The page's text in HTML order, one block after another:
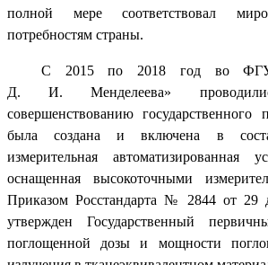
полной мере соответствовал
потребностям страны.
С 2015 по 2018 год во
Д. И. Менделеева»
совершенствованию государственного
была создана и включена в
измерительная автоматизированная
оснащенная высокоточными
Приказом Росстандарта № 2844 от 29
утвержден Государственный
поглощенной дозы и мощности